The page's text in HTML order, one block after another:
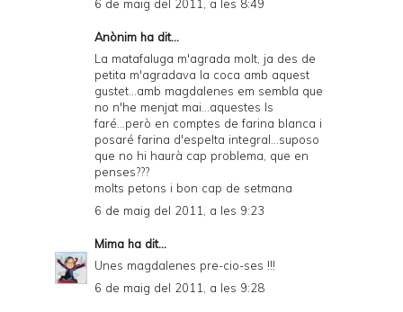
6 de maig del 2011, a les 8:49
Anònim ha dit...
La matafaluga m'agrada molt, ja des de
petita m'agradava la coca amb aquest
gustet...amb magdalenes em sembla que
no n'he menjat mai...aquestes ls
faré...però en comptes de farina blanca i
posaré farina d'espelta integral...suposo
que no hi haurà cap problema, que en
penses???
molts petons i bon cap de setmana
6 de maig del 2011, a les 9:23
Mima ha dit...
Unes magdalenes pre-cio-ses !!!
6 de maig del 2011, a les 9:28